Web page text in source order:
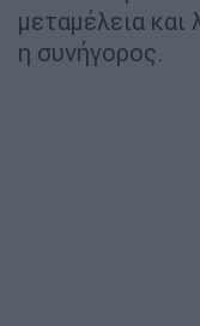
μεταμέλεια και
η συνήγορος.